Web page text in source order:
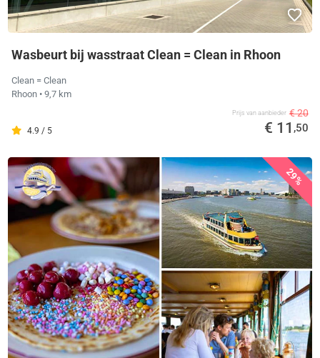
Wasbeurt bij wasstraat Clean = Clean in Rhoon
Clean = Clean
Rhoon • 9,7 km
4.9 / 5
Prijs van aanbieder € 20
€ 11 ,50
29%